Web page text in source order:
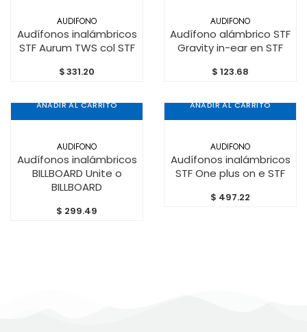
AUDIFONO
Audífonos inalámbricos
STF Aurum TWS col STF
$331.20
AUDIFONO
Audífono alámbrico STF
Gravity in-ear en STF
$ 123.68
AÑADIR AL CARRITO
AUDIFONO
Audífonos inalámbricos
BILLBOARD Unite o
BILLBOARD
$ 299.49
AÑADIR AL CARRITO
AUDIFONO
Audífonos inalámbricos
STF One plus on e STF
$ 497.22